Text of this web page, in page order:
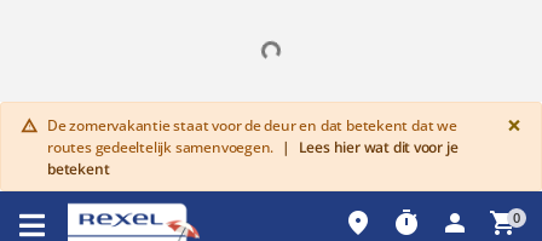
warning De zomervakantie staat voor de deur en dat betekent dat we
routes gedeeltelijk samenvoegen. |
Lees hier wat dit voor je
betekent
×
place timer person shopping_cart0